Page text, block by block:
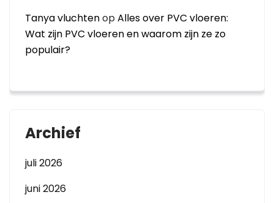
Tanya vluchtenopAlles over PVC vloeren:
Wat zijn PVC vloeren en waarom zijn ze zo
populair?
Archief
juli 2026
juni 2026